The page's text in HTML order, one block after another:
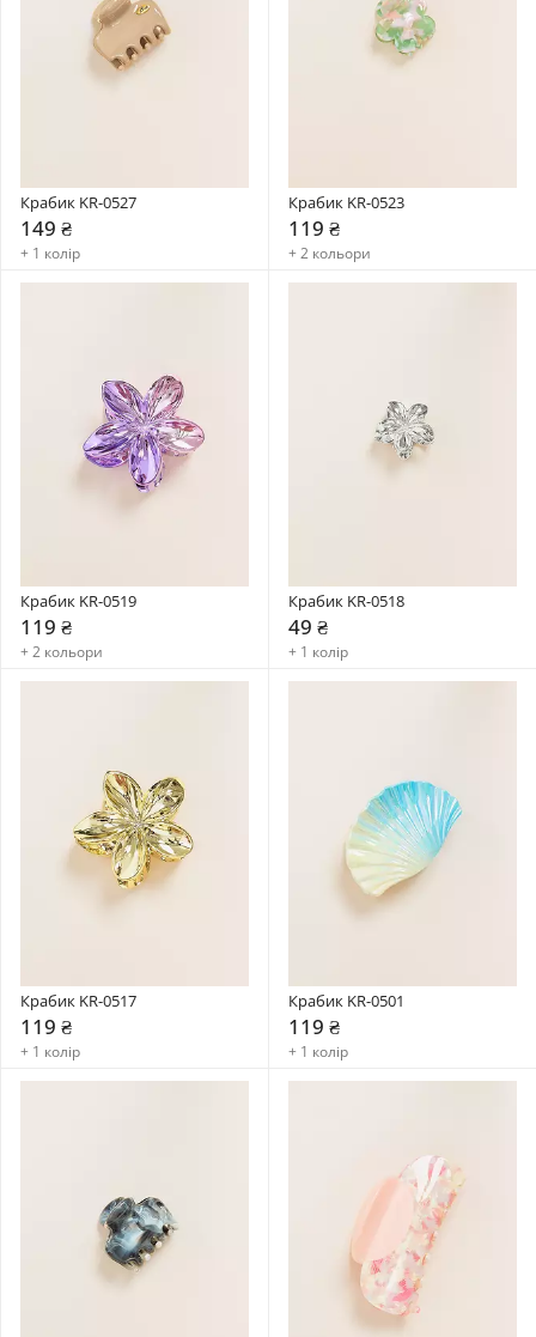
Крабик KR-0527
149 ₴
+ 1 колір
Крабик KR-0523
119 ₴
+ 2 кольори
Крабик KR-0519
119 ₴
+ 2 кольори
Крабик KR-0518
49 ₴
+ 1 колір
Крабик KR-0517
119 ₴
+ 1 колір
Крабик KR-0501
119 ₴
+ 1 колір